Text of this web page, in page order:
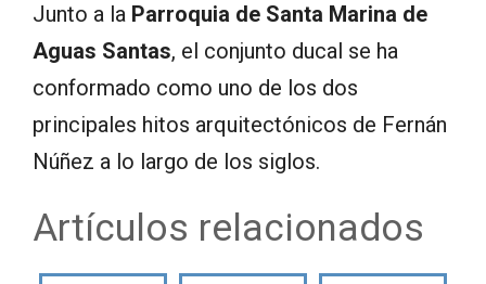
Junto a la Parroquia de Santa Marina de
Aguas Santas, el conjunto ducal se ha
conformado como uno de los dos
principales hitos arquitectónicos de Fernán
Núñez a lo largo de los siglos.
Artículos relacionados